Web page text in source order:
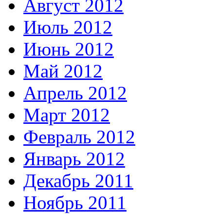
Август 2012
Июль 2012
Июнь 2012
Май 2012
Апрель 2012
Март 2012
Февраль 2012
Январь 2012
Декабрь 2011
Ноябрь 2011